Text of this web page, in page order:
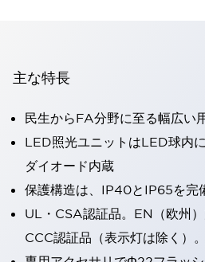
主な特長
民生からFA分野に至る幅広い
LED照光ユニットはLED球内
ダイオード内蔵
保護構造は、IP40とIP65を完
UL・CSA認証品。EN（欧州）
CCC認証品（表示灯は除く）。